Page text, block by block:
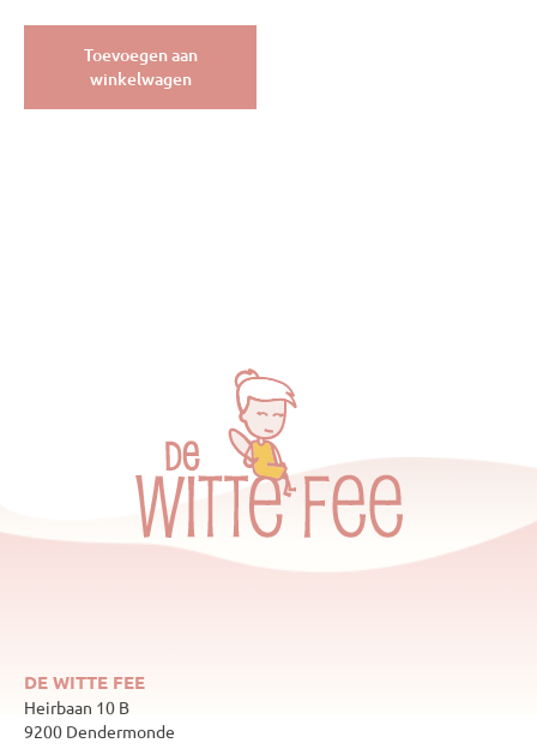
Toevoegen aan
winkelwagen
DE WITTE FEE
Heirbaan 10 B
9200 Dendermonde